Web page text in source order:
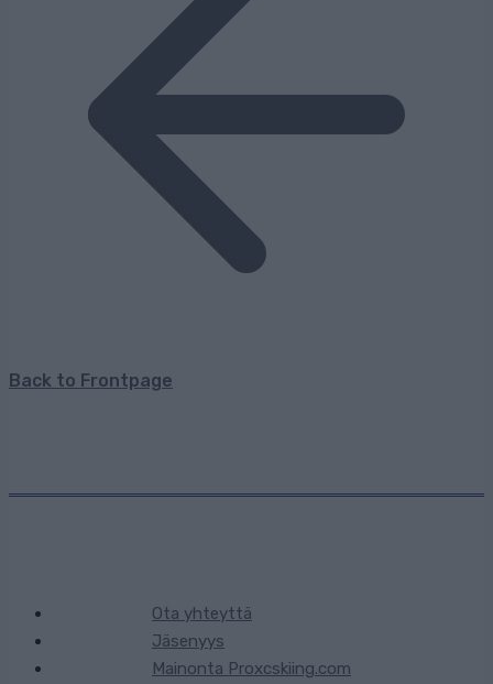
Back to Frontpage
Ota yhteyttä
Jäsenyys
Mainonta Proxcskiing.com